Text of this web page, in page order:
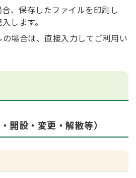
、保存したファイルを印刷し
します。
場合は、直接入力してご利用い
開設・変更・解散等）